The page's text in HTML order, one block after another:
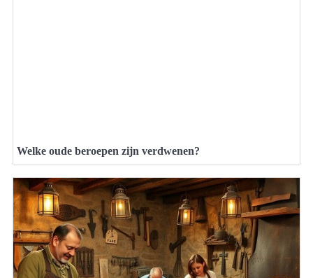
Welke oude beroepen zijn verdwenen?